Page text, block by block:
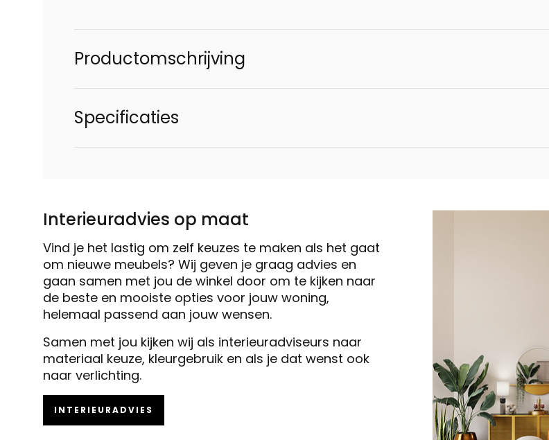
Productomschrijving
Specificaties
Interieuradvies op maat
Vind je het lastig om zelf keuzes te maken als het gaat
om nieuwe meubels? Wij geven je graag advies en
gaan samen met jou de winkel door om te kijken naar
de beste en mooiste opties voor jouw woning,
helemaal passend aan jouw wensen.
Samen met jou kijken wij als interieuradviseurs naar
materiaal keuze, kleurgebruik en als je dat wenst ook
naar verlichting.
INTERIEURADVIES